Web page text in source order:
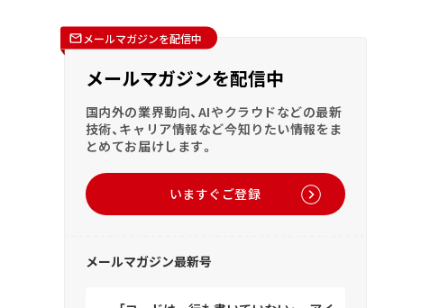
メールマガジンを配信中
メールマガジンを配信中
国内外の業界動向、AIやクラウドなどの最新
技術、キャリア情報など今知りたい情報をま
とめてお届けします。
いますぐご登録
メールマガジン最新号